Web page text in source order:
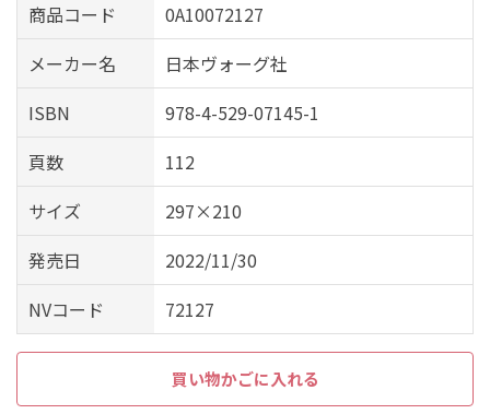
商品コード
0A10072127
メーカー名
日本ヴォーグ社
ISBN
978-4-529-07145-1
頁数
112
サイズ
297×210
発売日
2022/11/30
NVコード
72127
買い物かごに入れる